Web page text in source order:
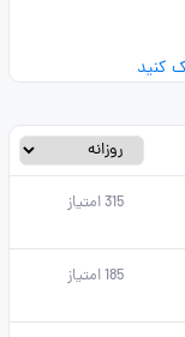
کنید
315امتیاز
185امتیاز